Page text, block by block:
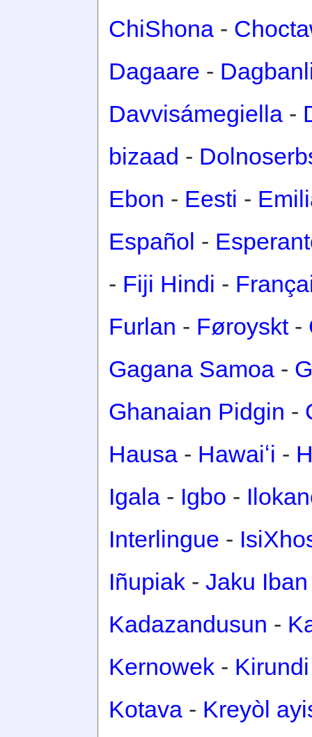
ChiShona -
Dagaare -
Davvisámegiella -
bizaad -
Ebon - Eesti -
Español -
- Fiji Hindi -
Furlan - Føroyskt-
Gagana Samoa -
Ghanaian Pidgin -
Hausa - Hawaiʻi -
Igala - Igbo -
Interlingue -
Iñupiak - Jaku Iban
Kadazandusun -
Kernowek - Kirundi
Kotava - Kreyòl